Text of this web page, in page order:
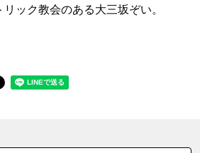
ック教会のある大三坂ぞい。